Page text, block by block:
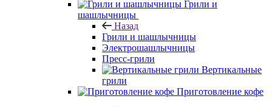
Грили и
шашлычницы
Назад
Грили и шашлычницы
Электрошашлычницы
Пресс-грили
Вертикальные
грили
Приготовление кофе